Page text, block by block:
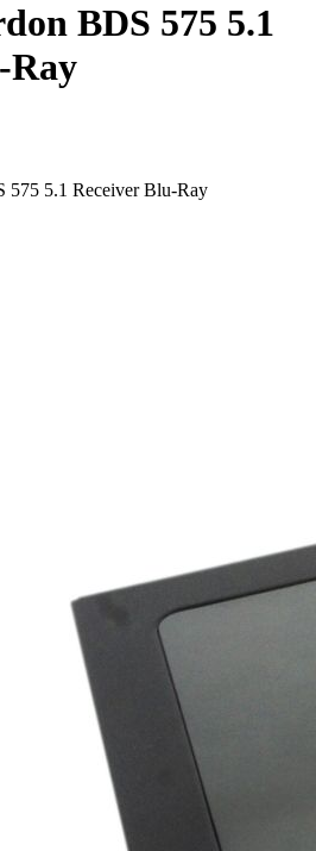
BDS 575 5.1
Ray
575 5.1 Receiver Blu-Ray